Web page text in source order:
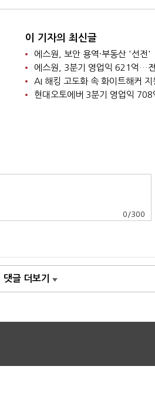
이 기자의 최신글
에스원, 보안 용역·부동산 '선전'
에스원, 3분기 영업익 621억…
현대오토에버 3분기 영업익
0 /300
댓글 더보기